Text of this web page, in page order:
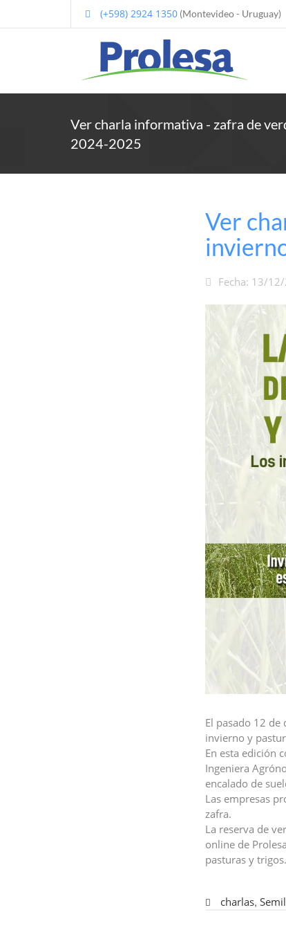
(+598) 2924 1350 (Montevideo - Uruguay)
Ver charla informativa - zafra de
2024-2025
Ver
Fecha: 13/
El pasado 12
invierno y
En esta edición
Ingeniera
encalado de
Las empresas
zafra.
La reserva de
online de
pasturas y trigos.
charlas,